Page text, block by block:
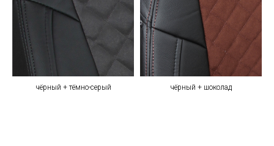
чёрный + тёмно-серый чёрный + шоколад